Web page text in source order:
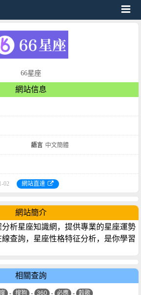
66星座
網站信息
語言 中文簡體
02 網站直達
網站簡介
析星座知識網，提供專業的星座運勢
查詢，星座性格特征分析，是你學習
相關查詢
- 搜狗 - 360 - 必應 - 穀歌